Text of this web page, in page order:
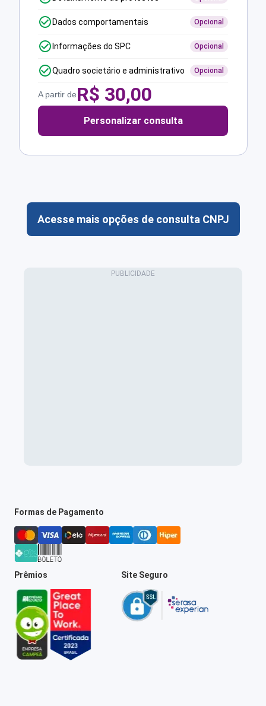
Dados comportamentais Opcional
Informações do SPC Opcional
Quadro societário e administrativo Opcional
A partir deR$ 30,00
Personalizar consulta
Acesse mais opções de consulta CNPJ
Formas de Pagamento
Prêmios Site Seguro